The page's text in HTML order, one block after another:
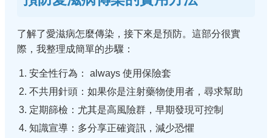
了解了愛滋病怎麼傳染，接下來是預防。這部分很實
際，我整理成簡單的步驟：
安全性行為： always 使用保險套
不共用針頭：如果你是注射藥物使用者，尋求幫助
定期篩檢：尤其是高風險群，早期發現可控制
知識宣導：多分享正確資訊，減少恐懼